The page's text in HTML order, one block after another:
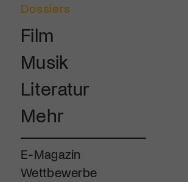
Dossiers
Film
Musik
Literatur
Mehr
E-Magazin
Wettbewerbe